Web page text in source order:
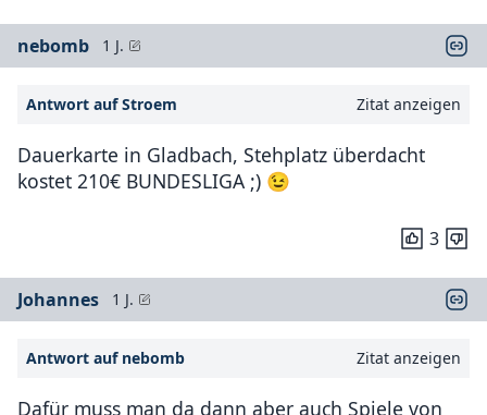
nebomb 1 J.
Antwort auf Stroem Zitat anzeigen
Dauerkarte in Gladbach, Stehplatz überdacht
kostet 210€ BUNDESLIGA ;) 😉
3
Johannes 1 J.
Antwort auf nebomb Zitat anzeigen
Dafür muss man da dann aber auch Spiele von